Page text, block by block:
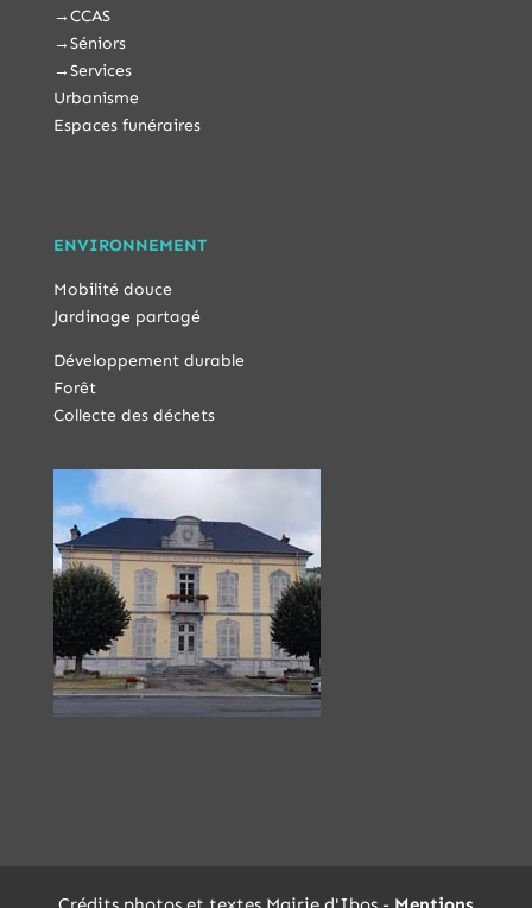
→CCAS
→Séniors
→Services
Urbanisme
Espaces funéraires
ENVIRONNEMENT
Mobilité douce
Jardinage partagé
Développement durable
Forêt
Collecte des déchets